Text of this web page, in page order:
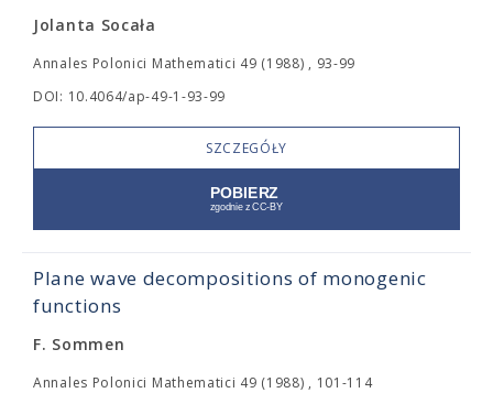
Jolanta Socała
Annales Polonici Mathematici 49 (1988) , 93-99
DOI: 10.4064/ap-49-1-93-99
SZCZEGÓŁY
Plane wave decompositions of monogenic
functions
F. Sommen
Annales Polonici Mathematici 49 (1988) , 101-114